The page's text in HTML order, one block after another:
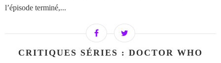
l’épisode terminé,...
CRITIQUES SÉRIES : DOCTOR WHO